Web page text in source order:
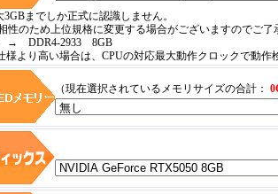
までしか正式に認識しません。
性のため上位規格に変更する場合がございますのでご了
→ DDR4-2933 8GB
様より高い場合は、CPUの対応最大動作クロックで動
（現在選択されているメモリサイズの合計： 0